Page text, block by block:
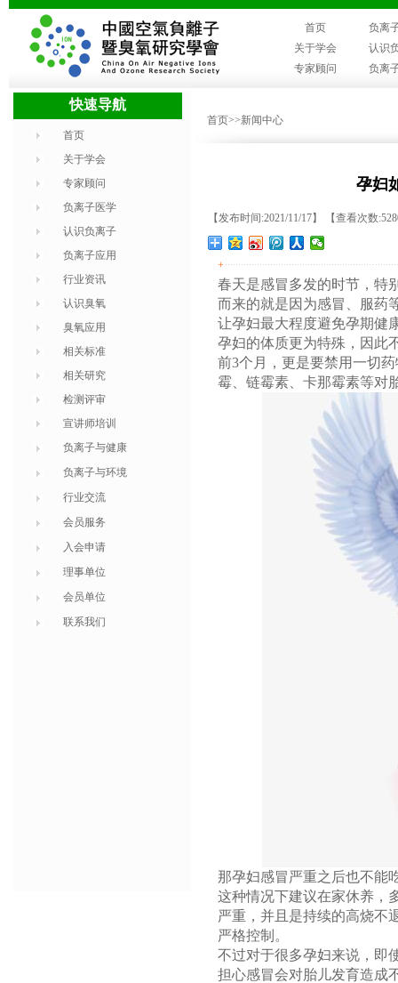
首页
负离
关于学会
认识
专家顾问
负离
快速导航
首页
关于学会
专家顾问
负离子医学
认识负离子
负离子应用
行业资讯
认识臭氧
臭氧应用
相关标准
相关研究
检测评审
宣讲师培训
负离子与健康
负离子与环境
行业交流
会员服务
入会申请
理事单位
会员单位
联系我们
首页>>新闻中心
孕妇
【发布时间:2021/11/17】 【查看次数
+
春天是感冒多发的时节，特
而来的就是因为感冒、服药
让孕妇最大程度避免孕期健
孕妇的体质更为特殊，因此
前3个月，更是要禁用一切
霉、链霉素、卡那霉素等对
那孕妇感冒严重之后也不能
这种情况下建议在家休养，
严重，并且是持续的高烧不
严格控制。
不过对于很多孕妇来说，即
担心感冒会对胎儿发育造成